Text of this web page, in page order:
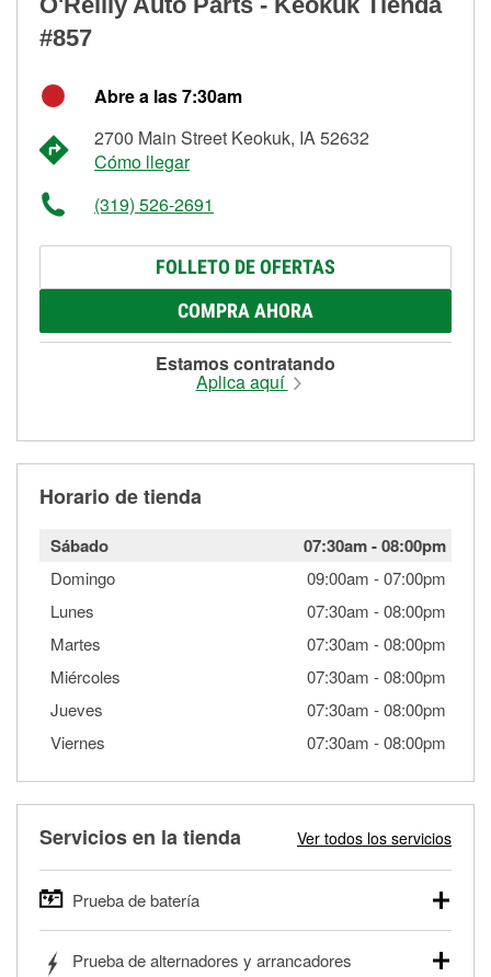
#857
Abre a las 7:30am
2700 Main Street Keokuk, IA 52632
Cómo llegar
(319) 526-2691
FOLLETO DE OFERTAS
COMPRA AHORA
Estamos contratando
Aplica aquí
Horario de tienda
Sábado 07:30am-08:00pm
Domingo 09:00am -07:00pm
Lunes
07:30am -08:00pm
Martes
07:30am -08:00pm
Miércoles
07:30am -08:00pm
Jueves
07:30am -08:00pm
Viernes
07:30am -08:00pm
Servicios en la tienda Ver todos los servicios
Prueba de batería
autos, camionetas, SUVs, vehículos comerciales y
Prueba de alternadores y arrancadores